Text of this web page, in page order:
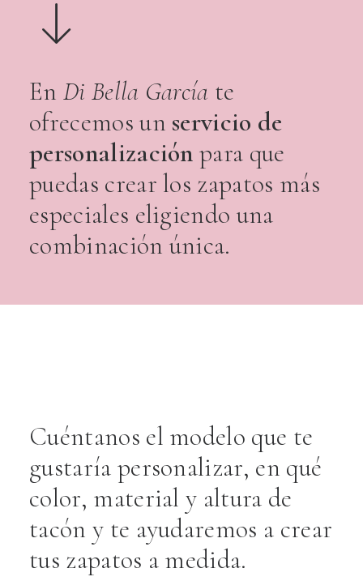
En Di Bella García te
ofrecemos un servicio de
personalización para que
puedas crear los zapatos más
especiales eligiendo una
combinación única.
Cuéntanos el modelo que te
gustaría personalizar, en qué
color, material y altura de
tacón y te ayudaremos a crear
tus zapatos a medida.